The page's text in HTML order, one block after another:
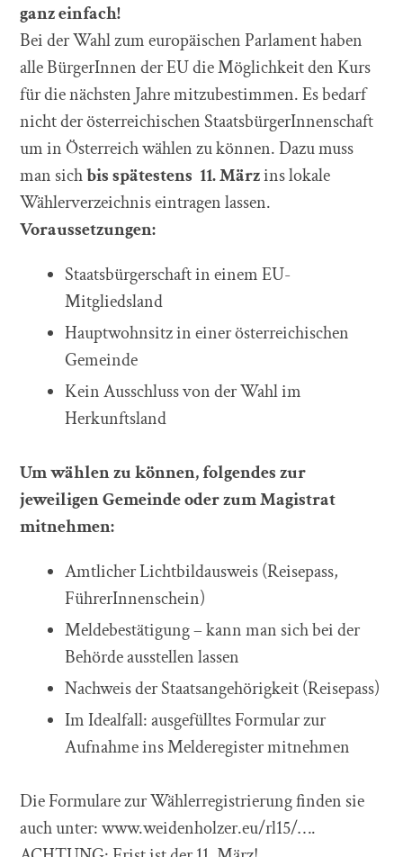
ganz einfach!
Bei der Wahl zum europäischen Parlament haben
alle BürgerInnen der EU die Möglichkeit den Kurs
für die nächsten Jahre mitzubestimmen. Es bedarf
nicht der österreichischen StaatsbürgerInnenschaft
um in Österreich wählen zu können. Dazu muss
man sichbis spätestens 11. Märzins lokale
Wählerverzeichnis eintragen lassen.
Voraussetzungen:
Staatsbürgerschaft in einem EU-
Mitgliedsland
Hauptwohnsitz in einer österreichischen
Gemeinde
Kein Ausschluss von der Wahl im
Herkunftsland
Um wählen zu können, folgendes zur
jeweiligen Gemeinde oder zum Magistrat
mitnehmen:
Amtlicher Lichtbildausweis (Reisepass,
FührerInnenschein)
Meldebestätigung – kann man sich bei der
Behörde ausstellen lassen
Nachweis der Staatsangehörigkeit (Reisepass)
Im Idealfall: ausgefülltes Formular zur
Aufnahme ins Melderegister mitnehmen
Die Formulare zur Wählerregistrierung finden sie
auch unter: www.weidenholzer.eu/rl15/….